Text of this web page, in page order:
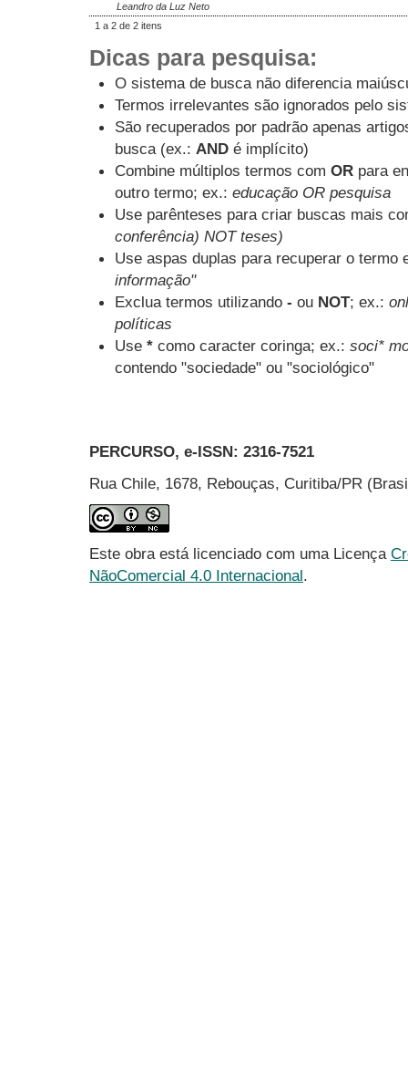
Leandro da Luz Neto
1 a 2 de 2 itens
Dicas para pesquisa:
O sistema de busca não diferencia
Termos irrelevantes são ignorados pelo
São recuperados por padrão apenas
busca (ex.: AND é implícito)
Combine múltiplos termos com OR para
outro termo; ex.: educação OR pesquisa
Use parênteses para criar buscas mais
conferência) NOT teses)
Use aspas duplas para recuperar o termo
informação"
Exclua termos utilizando - ou NOT; ex.:
políticas
Use * como caracter coringa; ex.: soci*
contendo "sociedade" ou "sociológico"
PERCURSO, e-ISSN: 2316-7521
Rua Chile, 1678, Rebouças, Curitiba/PR
Este obra está licenciado com uma Licença
NãoComercial 4.0 Internacional.